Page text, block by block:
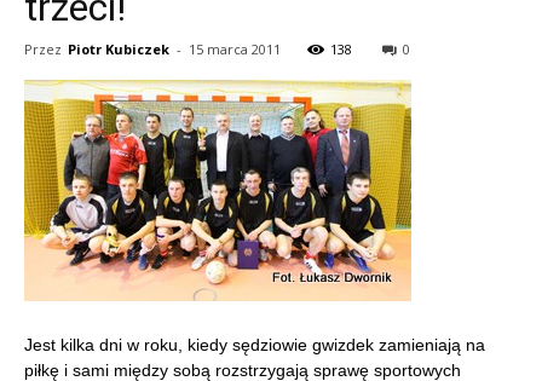
Przez Piotr Kubiczek - 15 marca 2011 138 0
Jest kilka dni w roku, kiedy sędziowie gwizdek zamieniają na
piłkę i sami między sobą rozstrzygają sprawę sportowych